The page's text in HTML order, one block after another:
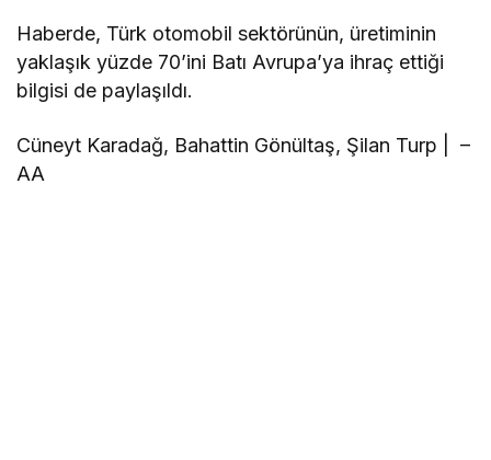
Haberde, Türk otomobil sektörünün, üretiminin
yaklaşık yüzde 70’ini Batı Avrupa’ya ihraç ettiği
bilgisi de paylaşıldı.
Cüneyt Karadağ, Bahattin Gönültaş, Şilan Turp | –
AA